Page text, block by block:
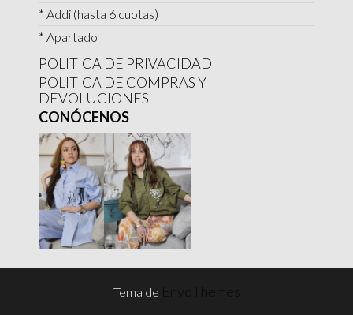
* Addi (hasta 6 cuotas)
* Apartado
POLITICA DE PRIVACIDAD
POLITICA DE COMPRAS Y
DEVOLUCIONES
CONÓCENOS
Tema de